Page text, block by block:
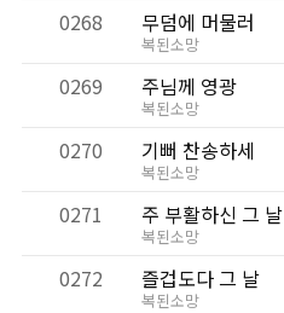
0268 무덤에 머물러
복된소망
0269 주님께 영광
복된소망
0270 기뻐 찬송하세
복된소망
0271 주 부활하신 그 날
복된소망
0272 즐겁도다 그 날
복된소망